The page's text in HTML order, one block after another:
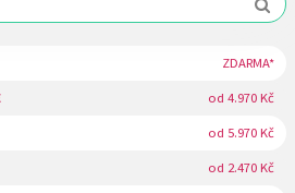
ZDARMA*
od 4.970 Kč
od 5.970 Kč
od 2.470 Kč